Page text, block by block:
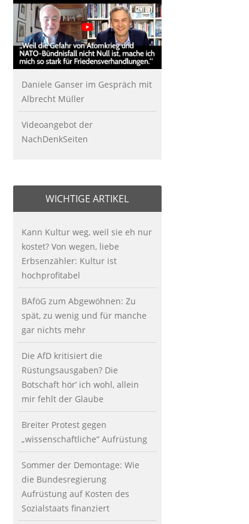
Daniele Ganser im Gespräch mit
Albrecht Müller
Videoangebot der
NachDenkSeiten
WICHTIGE ARTIKEL
Kann Kultur weg, weil sie eh nur
kostet? Von wegen, liebe
Erbsenzähler: Kultur ist
hochprofitabel
BAföG zum Abgewöhnen: Zu
spät, zu wenig und für manche
gar nichts mehr
Die AfD kritisiert die
Rüstungsausgaben? Die
Botschaft hör’ ich wohl, allein
mir fehlt der Glaube
Breiter Protest gegen
„wissenschaftliche“ Aufrüstung
Sommer der Demontage: Wie
die Bundesregierung
Aufrüstung auf Kosten des
Sozialstaats finanziert